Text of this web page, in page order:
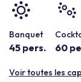
Banquet
45 pers. 60
Voir toutes les